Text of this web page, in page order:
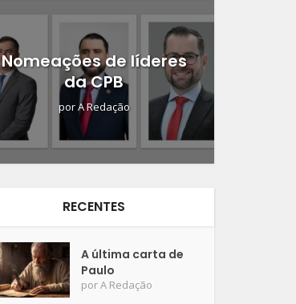
Nomeações de líderes
da CPB
porA Redação
RECENTES
A última carta de
Paulo
porA Redação